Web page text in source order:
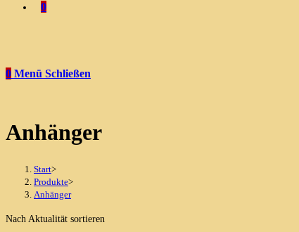
0
0 Menü Schließen
Anhänger
Start>
Produkte>
Anhänger
Nach Aktualität sortieren